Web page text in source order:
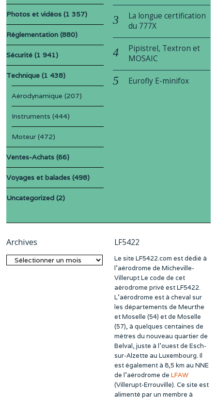
Photos et vidéos (1 357)
Réglementation (880)
Sécurité (1 941)
Technique (1 438)
Aérodynamique (207)
Instruments (444)
Moteur (472)
Ventes-Achats (66)
Voyages et balades (498)
Uncategorized (2)
La longue certification
du 777X
Pipistrel, Textron et
MOSAIC
Eurofly E-minifox
Archives
Archives
LF5422
Le site LF5422.com est dédié à
l’aérodrome de Micheville-
Villerupt Le code de cet
aérodrome privé est LF5422.
L’aérodrome est à cheval sur
les départements de Meurthe
et Moselle (54) et de Moselle
(57), à quelques centaines de
mètres du nouveau quartier de
Belval, juste à l’ouest de Esch-
sur-Alzette au Luxembourg. Il
est également à 8,5 km au NNE
de l’aérodrome de LFAW
(Villerupt-Errouville). Ce site est
alimenté par un membre à